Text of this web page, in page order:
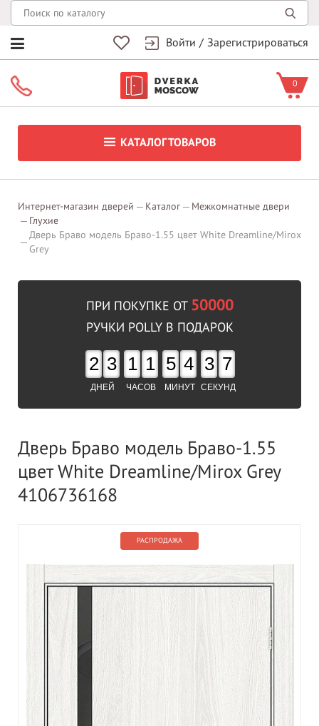
Войти / Зарегистрироваться
0
КАТАЛОГ ТОВАРОВ
Интернет-магазин дверей Каталог
Межкомнатные двери
Глухие
Дверь Браво модель Браво-1.55 цвет White Dreamline/Mirox
Grey
ПРИ ПОКУПКЕ ОТ 50000
РУЧКИ POLLY В ПОДАРОК
2 3
ДНЕЙ
1 1
ЧАСОВ
5 4
МИНУТ
3 6
СЕКУНД
Дверь Браво модель Браво-1.55
цвет White Dreamline/Mirox Grey
4106736168
РАСПРОДАЖА